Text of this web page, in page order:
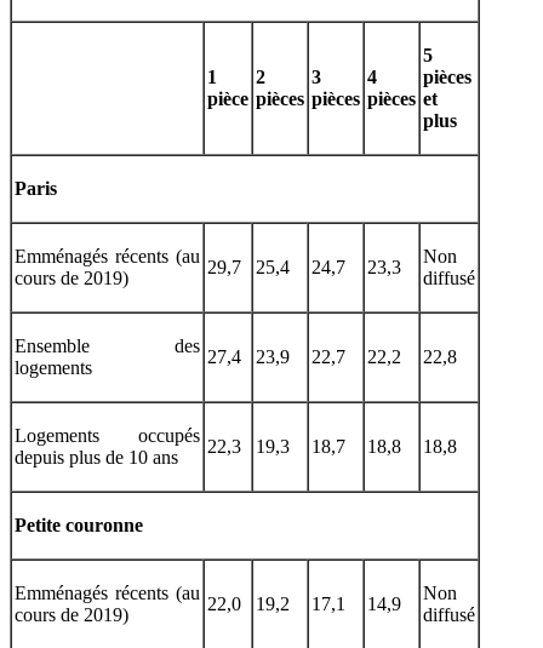
1
pièce
2
pièces
3
pièces
4
pièces
5
pièces
et
plus
Paris
Emménagés récents (au
cours de 2019)
29,7 25,4 24,7 23,3
Non
diffusé
Ensemble des
logements
27,4 23,9 22,7 22,2 22,8
Logements occupés
depuis plus de 10 ans
22,3 19,3 18,7 18,8 18,8
Petite couronne
Emménagés récents (au
cours de 2019)
22,0 19,2 17,1 14,9
Non
diffusé